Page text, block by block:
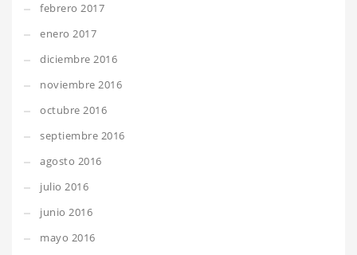
febrero 2017
enero 2017
diciembre 2016
noviembre 2016
octubre 2016
septiembre 2016
agosto 2016
julio 2016
junio 2016
mayo 2016